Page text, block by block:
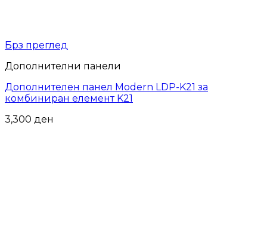
Брз преглед
Дополнителни панели
Дополнителен панел Modern LDP-K21 за
комбиниран елемент K21
3,300 ден